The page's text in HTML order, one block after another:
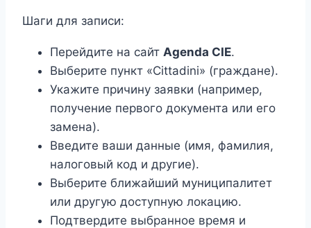
Шаги для записи:
Перейдите на сайт Agenda CIE.
Выберите пункт «Cittadini» (граждане).
Укажите причину заявки (например,
получение первого документа или его
замена).
Введите ваши данные (имя, фамилия,
налоговый код и другие).
Выберите ближайший муниципалитет
или другую доступную локацию.
Подтвердите выбранное время и